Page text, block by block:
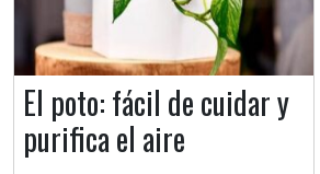
El poto: fácil de cuidar y
purifica el aire